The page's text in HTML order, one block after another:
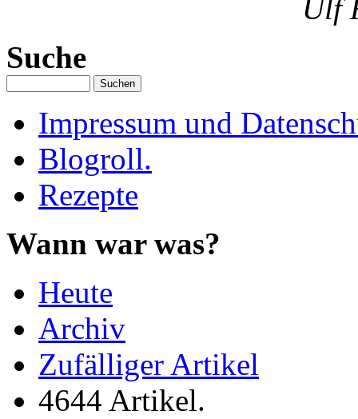
Ulf
Suche
Impressum und
Blogroll.
Rezepte
Wann war was?
Heute
Archiv
Zufälliger Artikel
4644 Artikel.